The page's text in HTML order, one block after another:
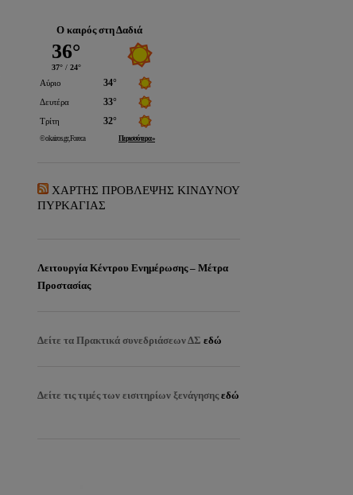
Ο καιρός στη Δαδιά
ΧΑΡΤΗΣ ΠΡΟΒΛΕΨΗΣ ΚΙΝΔΥΝΟΥ
ΠΥΡΚΑΓΙΑΣ
Λειτουργία Κέντρου Ενημέρωσης – Μέτρα
Προστασίας
Δείτε τα Πρακτικά συνεδριάσεων ΔΣ εδώ
Δείτε τις τιμές των εισιτηρίων ξενάγησηςεδώ